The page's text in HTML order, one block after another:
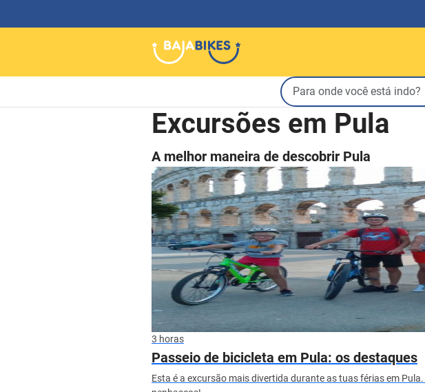
Excursões em Pula
A melhor maneira de descobrir Pula
3 horas
Passeio de bicicleta em Pula: os destaques
Esta é a excursão mais divertida durante as tuas férias em